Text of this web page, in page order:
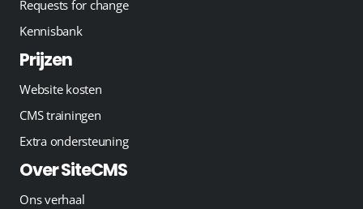
Requests for change
Kennisbank
Prijzen
Website kosten
CMS trainingen
Extra ondersteuning
Over SiteCMS
Ons verhaal